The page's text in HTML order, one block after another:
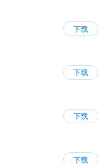
下载
下载
下载
下载